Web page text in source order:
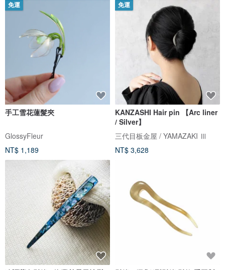
免運
手工雪花蓮髮夾
GlossyFleur
NT$ 1,189
免運
KANZASHI Hair pin 【Arc liner
/ Silver】
三代目板金屋 / YAMAZAKI Ⅲ
NT$ 3,628